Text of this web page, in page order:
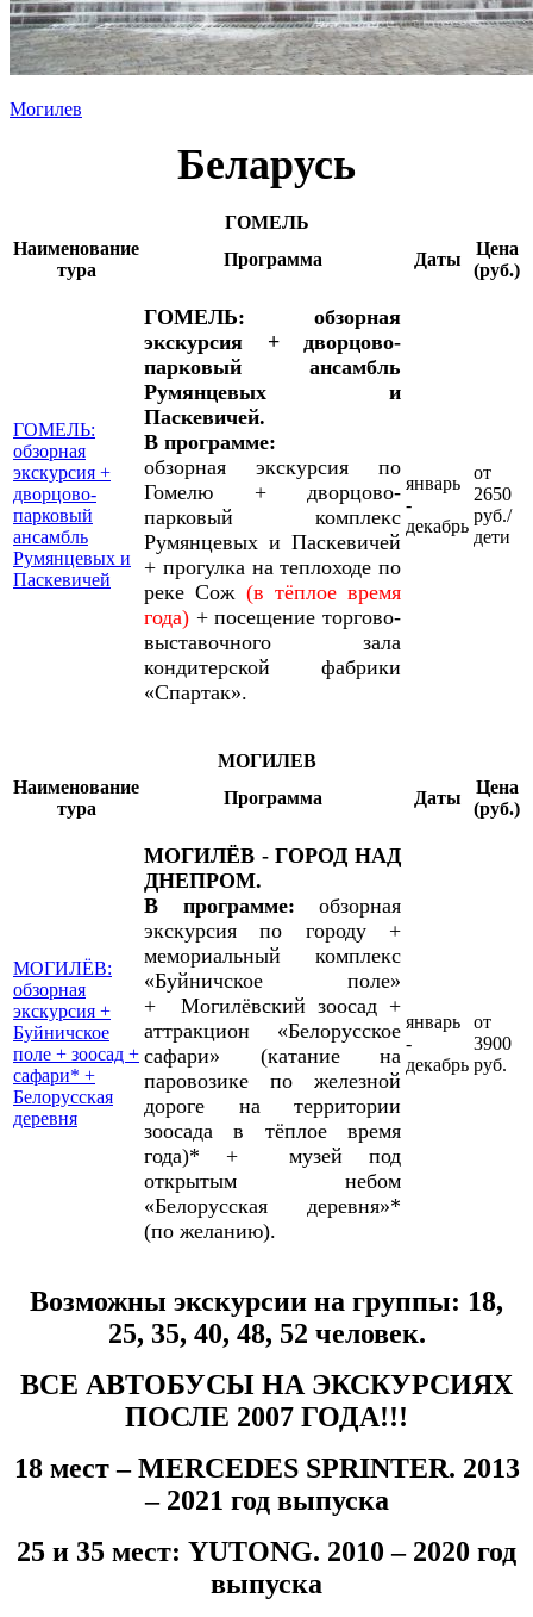
Могилев
Беларусь
ГОМЕЛЬ
Наименование
тура
Программа Даты
Цена
(руб.)
ГОМЕЛЬ:
обзорная
экскурсия +
дворцово-
парковый
ансамбль
Румянцевых и
Паскевичей
ГОМЕЛЬ: обзорная
экскурсия + дворцово-
парковый ансамбль
Румянцевых и
Паскевичей.
В программе:
обзорная экскурсия по
Гомелю + дворцово-
парковый комплекс
Румянцевых и Паскевичей
+ прогулка на теплоходе по
реке Сож (в тёплое время
года) + посещение торгово-
выставочного зала
кондитерской фабрики
«Спартак».
январь
-
декабрь
от
2650
руб./
дети
МОГИЛЕВ
Наименование
тура
Программа Даты
Цена
(руб.)
МОГИЛЁВ:
обзорная
экскурсия +
Буйничское
поле + зоосад +
сафари* +
Белорусская
деревня
МОГИЛЁВ - ГОРОД НАД
ДНЕПРОМ.
В программе: обзорная
экскурсия по городу +
мемориальный комплекс
«Буйничское поле»
+ Могилёвский зоосад +
аттракцион «Белорусское
сафари» (катание на
паровозике по железной
дороге на территории
зоосада в тёплое время
года)* + музей под
открытым небом
«Белорусская деревня»*
(по желанию).
январь
-
декабрь
от
3900
руб.
Возможны экскурсии на группы: 18,
25, 35, 40, 48, 52 человек.
ВСЕ АВТОБУСЫ НА ЭКСКУРСИЯХ
ПОСЛЕ 2007 ГОДА!!!
18 мест –MERCEDES SPRINTER. 2013
– 2021 год выпуска
25 и 35 мест: YUTONG. 2010 – 2020 год
выпуска